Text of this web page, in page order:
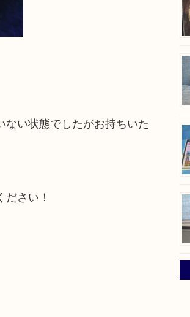
い状態でしたがお持ちいた
さい！